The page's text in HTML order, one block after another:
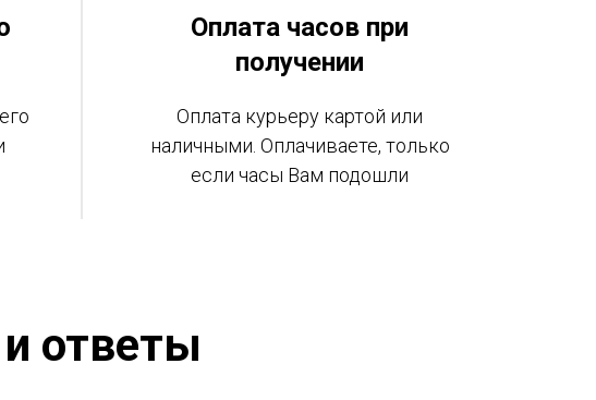
Оплата часов при
получении
Оплата курьеру картой или
наличными. Оплачиваете, только
если часы Вам подошли
ответы